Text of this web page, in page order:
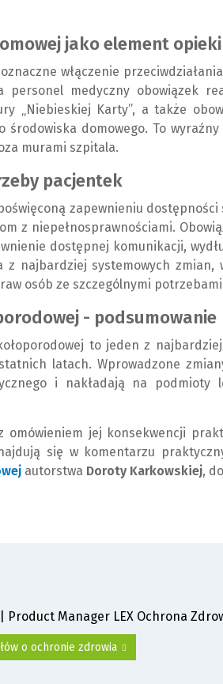
jako element
włączenie
personel medyczny obowiązek
„Niebieskiej Karty”, a także
domowego. To
murami szpitala.
pacjentek
zapewnieniu
z niepełnosprawnościami.
dostępnej komunikacji,
najbardziej systemowych zmian,
osób ze szczególnymi
- podsumowanie
to jeden z
latach. Wprowadzone
i nakładają na podmioty
omówieniem jej konsekwencji
się w komentarzu
(
o
)
(
n
n
e
autorstwa Doroty Karkowskiej,
| Product Manager LEX Ochrona
o ochronie zdrowia